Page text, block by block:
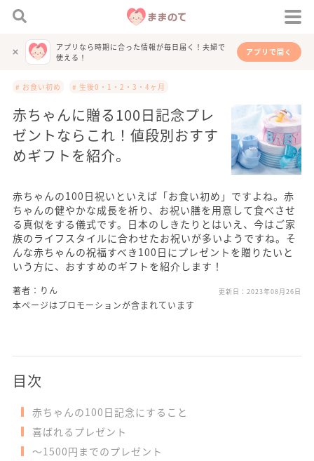
アプリなら時期に合った情報が毎日届く！夫婦で
使える！
アプリで開く
# お食い初め # 生後0・1・2・3・4ヶ月
赤ちゃんに贈る100日記念プレ
ゼントならこれ！値段別おすす
めギフトを紹介。
赤ちゃんの100日祝いといえば「お食い初め」ですよね。赤
ちゃんの健やかな成長を祈り、お祝い膳を用意して食べさせ
る真似をする儀式です。日本のしきたりとはいえ、今はご家
族のライフスタイルに合わせたお祝いが多いようですね。そ
んな赤ちゃんの祝福すべき100日にプレゼントを贈りたいと
いう方に、おすすめのギフトを紹介します！
著者：りん 更新日： 2023年08月26日
本ページはプロモーションが含まれています
目次
赤ちゃんの100日記念にすること
喜ばれるプレゼント
～1500円までのプレゼント